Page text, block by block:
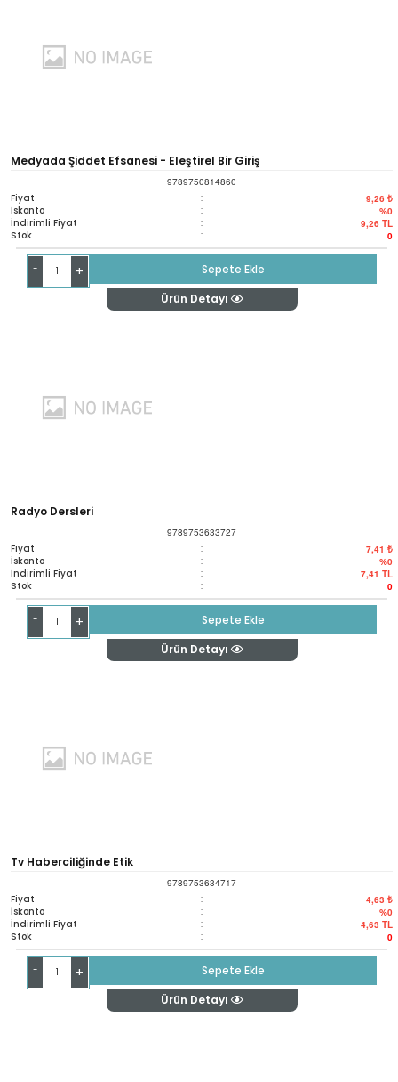
Medyada Şiddet Efsanesi - Eleştirel Bir Giriş
9789750814860
Fiyat : 9,26 ₺
İskonto : %0
İndirimli Fiyat : 9,26 TL
Stok : 0
- +
Sepete Ekle
Ürün Detayı
Radyo Dersleri
9789753633727
Fiyat : 7,41 ₺
İskonto : %0
İndirimli Fiyat : 7,41 TL
Stok : 0
- +
Sepete Ekle
Ürün Detayı
Tv Haberciliğinde Etik
9789753634717
Fiyat : 4,63 ₺
İskonto : %0
İndirimli Fiyat : 4,63 TL
Stok : 0
- +
Sepete Ekle
Ürün Detayı